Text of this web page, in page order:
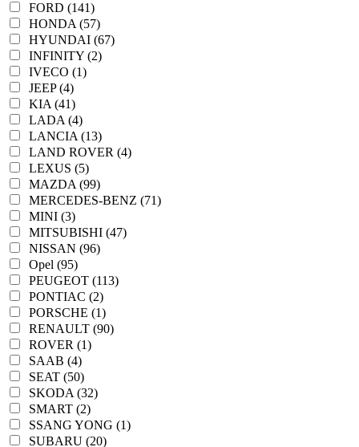
FORD (141)
HONDA (57)
HYUNDAI (67)
INFINITY (2)
IVECO (1)
JEEP (4)
KIA (41)
LADA (4)
LANCIA (13)
LAND ROVER (4)
LEXUS (5)
MAZDA (99)
MERCEDES-BENZ (71)
MINI (3)
MITSUBISHI (47)
NISSAN (96)
Opel (95)
PEUGEOT (113)
PONTIAC (2)
PORSCHE (1)
RENAULT (90)
ROVER (1)
SAAB (4)
SEAT (50)
SKODA (32)
SMART (2)
SSANG YONG (1)
SUBARU (20)